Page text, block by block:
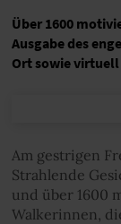
Über 1600
Ausgabe des
Ort sowie virtuell
Am gestrigen
Strahlende
und über 1600
Walkerinnen,